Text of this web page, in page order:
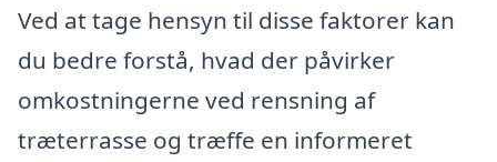
Ved at tage hensyn til disse faktorer kan
du bedre forstå, hvad der påvirker
omkostningerne ved rensning af
træterrasse og træffe en informeret